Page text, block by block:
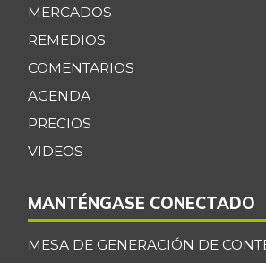
MERCADOS
REMEDIOS
COMENTARIOS
AGENDA
PRECIOS
VIDEOS
MANTÉNGASE CONECTADO
MESA DE GENERACIÓN DE